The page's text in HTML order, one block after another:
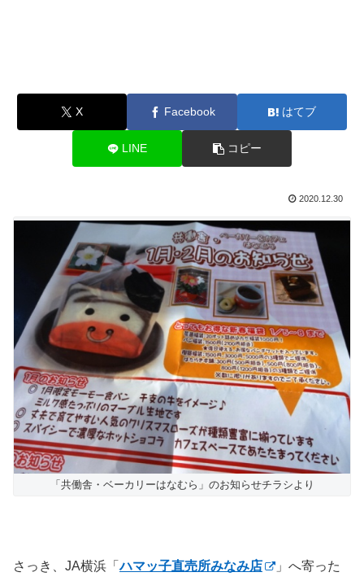
X Facebook はてブ
LINE コピー
2020.12.30
「共働舎・ベーカリーはなむら」のお知らせチラシより
さっき、JA横浜「ハマッ子直売所みなみ店
」へ寄った